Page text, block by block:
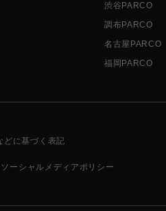
渋谷PARCO
調布PARCO
名古屋PARCO
福岡PARCO
どに基づく表記
ソーシャルメディアポリシー